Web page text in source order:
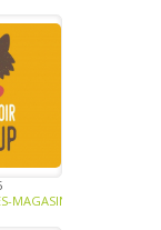
AROMATIQUE - EPICE-
MAGASINS ET HORECA-